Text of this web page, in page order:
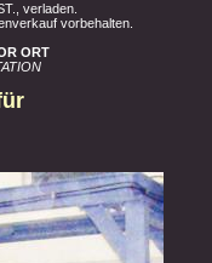
verladen.
vorbehalten.
ORT